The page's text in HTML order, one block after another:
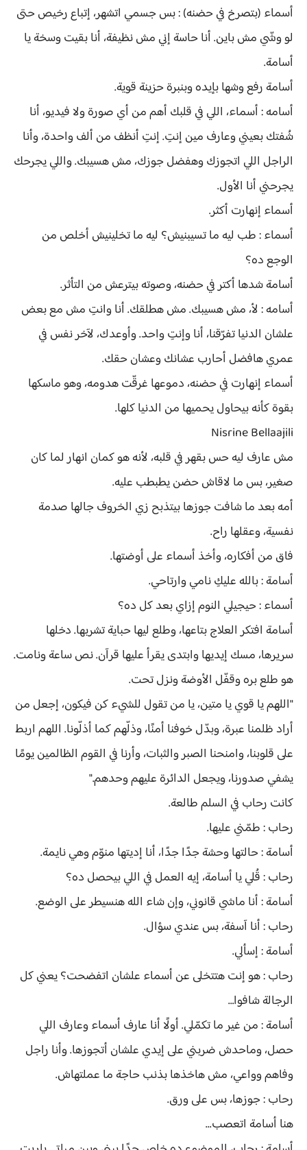
أسماء (بتصرخ في حضنه) : بس جسمي اتشهر، إتباع رخيص حتى
لو وشّي مش باين. أنا حاسة إني مش نظيفة، أنا بقيت وسخة يا
أسامة.
أسامة رفع وشها بإيده وبنبرة حزينة قوية.
أسامه : أسماء، اللي في قلبك أهم من أي صورة ولا فيديو، أنا
شُفتك بعيني وعارف مين إنتِ. إنتِ أنظف من ألف واحدة، وأنا
الراجل اللي اتجوزك وهفضل جوزك، مش هسيبك. واللي يجرحك
يجرحني أنا الأول.
أسماء إنهارت أكثر.
أسماء : طب ليه ما تسيبنيش؟ ليه ما تخلينيش أخلص من
الوجع ده؟
أسامة شدها أكتر في حضنه، وصوته بيترعش من التأثر.
أسامه : لأ، مش هسيبك. مش هطلقك. أنا وانتِ مش مع بعض
علشان الدنيا تفرّقنا، أنا وإنتِ واحد. وأوعدك، لآخر نفس في
عمري هافضل أحارب عشانك وعشان حقك.
أسماء إنهارت في حضنه، دموعها غرقّت هدومه، وهو ماسكها
بقوة كأنه بيحاول يحميها من الدنيا كلها.
Nisrine Bellaajili
مش عارف ليه حس بقهر في قلبه، لأنه هو كمان انهار لما كان
صغير، بس ما لاقاش حضن يطبطب عليه.
أمه بعد ما شافت جوزها بيتذبح زي الخروف جالها صدمة
نفسية، وعقلها راح.
فاق من أفكاره، وأخذ أسماء على أوضتها.
أسامة : بالله عليكِ نامي وارتاحي.
أسماء : حيجيلي النوم إزاي بعد كل ده؟
أسامة افتكر العلاج بتاعها، وطلع ليها حباية تشربها. دخلها
سريرها، مسك إيديها وابتدى يقرأ عليها قرآن. نص ساعة ونامت.
هو طلع بره وقفّل الأوضة ونزل تحت.
"اللهم يا قوي يا متين، يا من تقول للشيء كن فيكون، إجعل من
أراد ظلمنا عبرة، وبدّل خوفنا أمنًا، وذلّهم كما أذلّونا. اللهم اربط
على قلوبنا، وامنحنا الصبر والثبات، وأرنا في القوم الظالمين يومًا
يشفي صدورنا، ويجعل الدائرة عليهم وحدهم."
كانت رحاب في السلم طالعة.
رحاب : طمّني عليها.
أسامة : حالتها وحشة جدًا جدًا، أنا إديتها منوّم وهي نايمة.
رحاب : قُلي يا أسامة، إيه العمل في اللي بيحصل ده؟
أسامة : أنا ماشي قانوني، وإن شاء الله هنسيطر على الوضع.
رحاب : أنا آسفة، بس عندي سؤال.
أسامة : إسألي.
رحاب : هو إنت هتتخلى عن أسماء علشان اتفضحت؟ يعني كل
الرجالة شافوا…
أسامة : من غير ما تكمّلي. أولًا أنا عارف أسماء وعارف اللي
حصل، وماحدش ضربني على إيدي علشان أتجوزها. وأنا راجل
وفاهم وواعي، مش هاخذها بذنب حاجة ما عملتهاش.
رحاب : جوزها، بس على ورق.
هنا أسامة اتعصب...